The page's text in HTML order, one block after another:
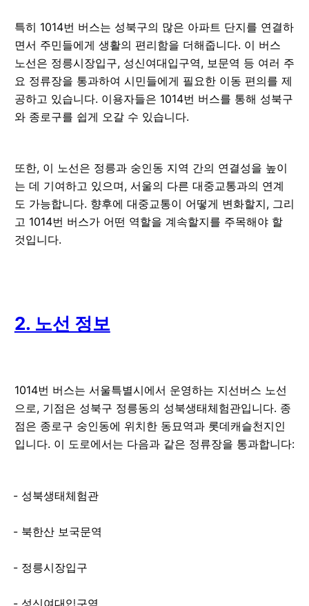
특히 1014번 버스는 성북구의 많은 아파트 단지를 연결하
면서 주민들에게 생활의 편리함을 더해줍니다. 이 버스
노선은 정릉시장입구, 성신여대입구역, 보문역 등 여러 주
요 정류장을 통과하여 시민들에게 필요한 이동 편의를 제
공하고 있습니다. 이용자들은 1014번 버스를 통해 성북구
와 종로구를 쉽게 오갈 수 있습니다.
또한, 이 노선은 정릉과 숭인동 지역 간의 연결성을 높이
는 데 기여하고 있으며, 서울의 다른 대중교통과의 연계
도 가능합니다. 향후에 대중교통이 어떻게 변화할지, 그리
고 1014번 버스가 어떤 역할을 계속할지를 주목해야 할
것입니다.
2. 노선 정보
1014번 버스는 서울특별시에서 운영하는 지선버스 노선
으로, 기점은 성북구 정릉동의 성북생태체험관입니다. 종
점은 종로구 숭인동에 위치한 동묘역과 롯데캐슬천지인
입니다. 이 도로에서는 다음과 같은 정류장을 통과합니다:
성북생태체험관
북한산 보국문역
정릉시장입구